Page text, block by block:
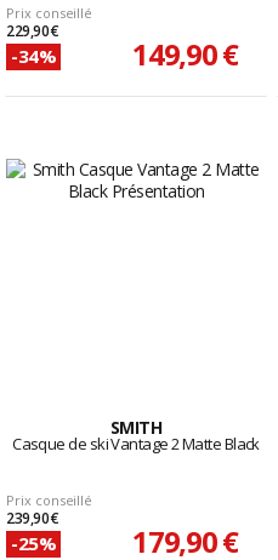
Prix conseillé
229,90 €
-34% 149,90 €
SMITH
Casque de ski Vantage 2 Matte Black
Prix conseillé
239,90 €
-25% 179,90 €